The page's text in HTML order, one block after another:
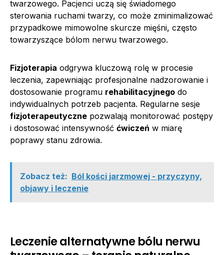
twarzowego. Pacjenci uczą się świadomego
sterowania ruchami twarzy, co może zminimalizować
przypadkowe mimowolne skurcze mięśni, często
towarzyszące bólom nerwu twarzowego.
Fizjoterapia odgrywa kluczową rolę w procesie
leczenia, zapewniając profesjonalne nadzorowanie i
dostosowanie programu rehabilitacyjnego do
indywidualnych potrzeb pacjenta. Regularne sesje
fizjoterapeutyczne pozwalają monitorować postępy
i dostosować intensywność ćwiczeń w miarę
poprawy stanu zdrowia.
Zobacz też: Ból kości jarzmowej - przyczyny,
objawy i leczenie
Leczenie alternatywne bólu nerwu